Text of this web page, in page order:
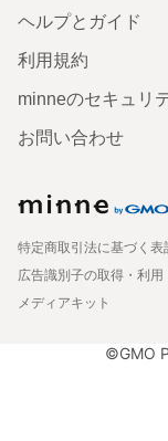
ヘルプとガイド
利用規約
minneのセキュリ
お問い合わせ
特定商取引法に基づく表
広告識別子の取得・利用
メディアキット
©GMO